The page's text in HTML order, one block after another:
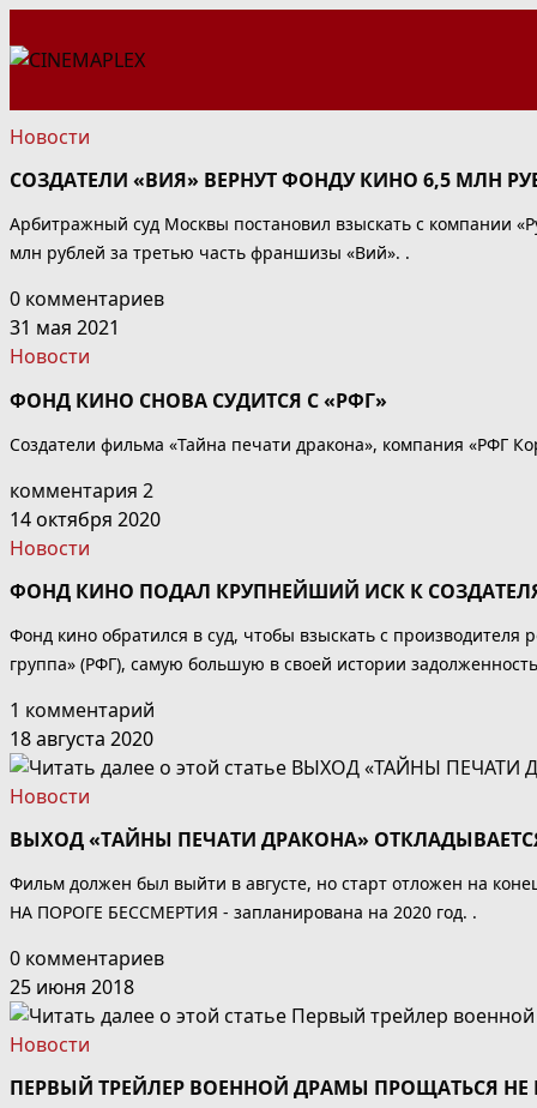
к
Новости
СОЗДАТЕЛИ «ВИЯ» ВЕРНУТ ФОНДУ КИНО 6,5 МЛН
Арбитражный суд Москвы постановил взыскать с компании
млн рублей за третью часть франшизы «Вий». .
0 комментариев
31 мая 2021
Новости
ФОНД КИНО СНОВА СУДИТСЯ С «РФГ»
Создатели фильма «Тайна печати дракона», компания «РФГ
комментария 2
14 октября 2020
Новости
ФОНД КИНО ПОДАЛ КРУПНЕЙШИЙ ИСК К
Фонд кино обратился в суд, чтобы взыскать с
группа» (РФГ), самую большую в своей истории
1 комментарий
18 августа 2020
Новости
ВЫХОД «ТАЙНЫ ПЕЧАТИ ДРАКОНА»
Фильм должен был выйти в августе, но старт отложен на
НА ПОРОГЕ БЕССМЕРТИЯ - запланирована на 2020 год. .
0 комментариев
25 июня 2018
Новости
ПЕРВЫЙ ТРЕЙЛЕР ВОЕННОЙ ДРАМЫ ПРОЩАТЬСЯ НЕ